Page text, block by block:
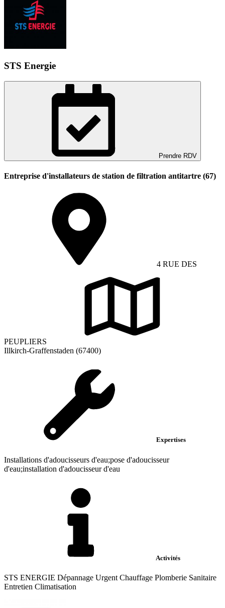
STS Energie
Prendre RDV
Entreprise d'installateurs de station de filtration antitartre (67)
4 RUE DES
PEUPLIERS
Illkirch-Graffenstaden (67400)
Expertises
Installations d'adoucisseurs d'eau;pose d'adoucisseur
d'eau;installation d'adoucisseur d'eau
Activités
STS ENERGIE Dépannage Urgent Chauffage Plomberie Sanitaire
Entretien Climatisation